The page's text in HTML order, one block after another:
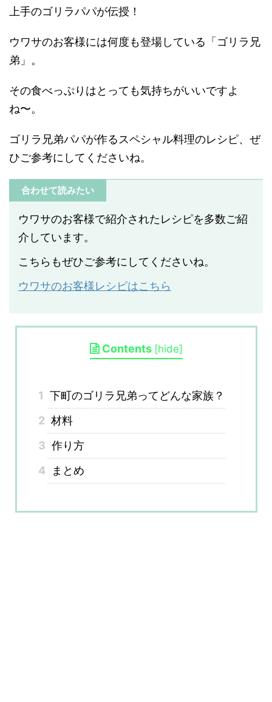
上手のゴリラパパが伝授！
ウワサのお客様には何度も登場している「ゴリラ兄
弟」。
その食べっぷりはとっても気持ちがいいですよ
ね〜。
ゴリラ兄弟パパが作るスペシャル料理のレシピ、ぜ
ひご参考にしてくださいね。
合わせて読みたい
ウワサのお客様で紹介されたレシピを多数ご紹
介しています。
こちらもぜひご参考にしてくださいね。
ウワサのお客様レシピはこちら
Contents [hide]
1 下町のゴリラ兄弟ってどんな家族？
2 材料
3 作り方
4
まとめ